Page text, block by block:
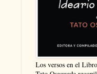
Los versos en el